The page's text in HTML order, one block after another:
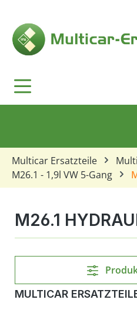
Multicar Ersatzteile
M26.1 - 1,9l VW 5-Gang
M26.1
MULTICAR